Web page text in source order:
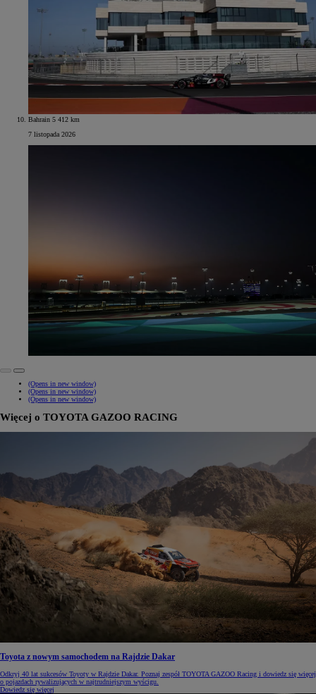
Bahrain 5 412 km
7 listopada 2026
(Opens in new window)
(Opens in new window)
(Opens in new window)
Więcej o TOYOTA GAZOO RACING
Toyota z nowym samochodem na Rajdzie Dakar
Odkryj 40 lat sukcesów Toyoty w Rajdzie Dakar. Poznaj zespół TOYOTA GAZOO Racing i dowiedz się więcej
o pojazdach rywalizujących w najtrudniejszym wyścigu.
Dowiedz się więcej